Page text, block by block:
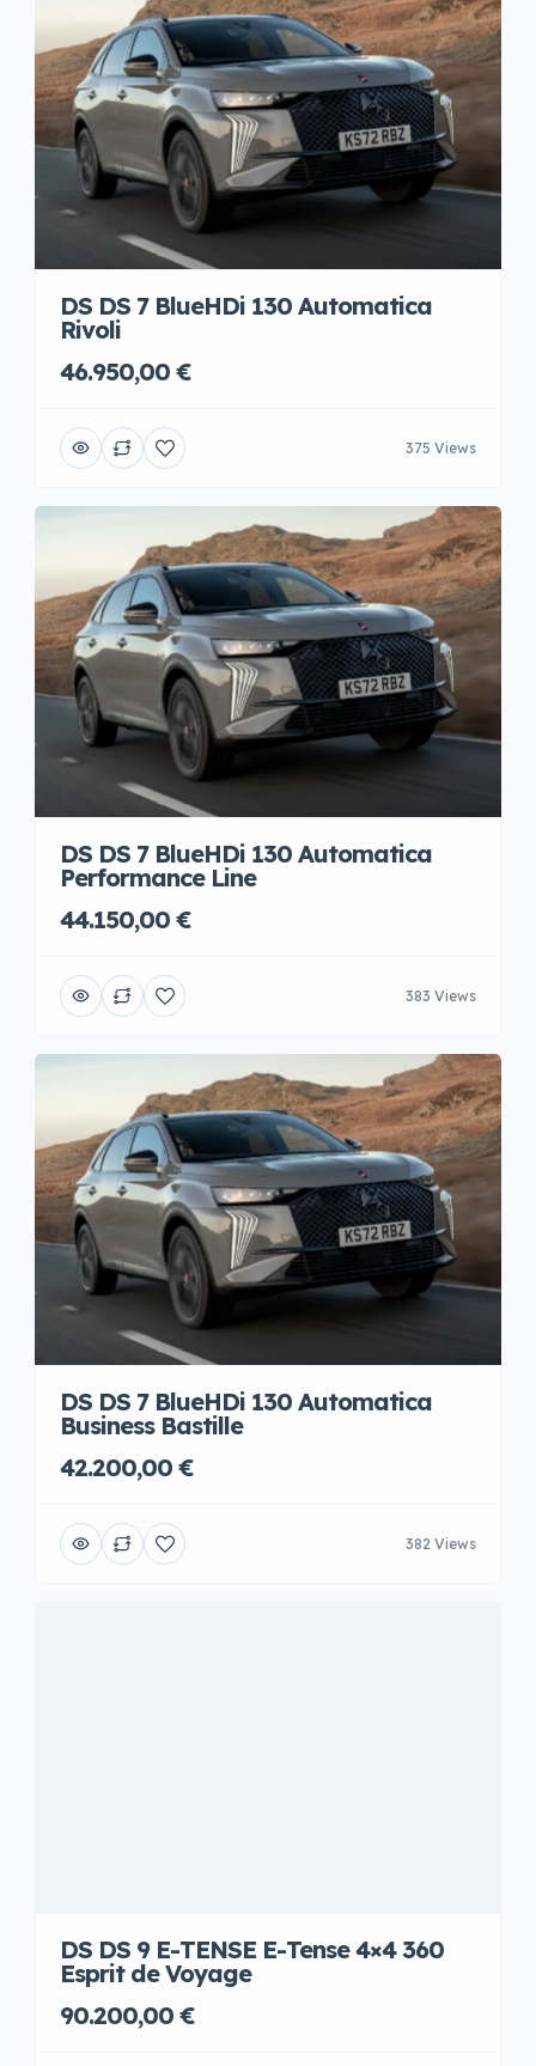
DS DS 7 BlueHDi 130 Automatica
Rivoli
46.950,00 €
375 Views
DS DS 7 BlueHDi 130 Automatica
Performance Line
44.150,00 €
383 Views
DS DS 7 BlueHDi 130 Automatica
Business Bastille
42.200,00 €
382 Views
DS DS 9 E-TENSE E-Tense 4×4 360
Esprit de Voyage
90.200,00 €